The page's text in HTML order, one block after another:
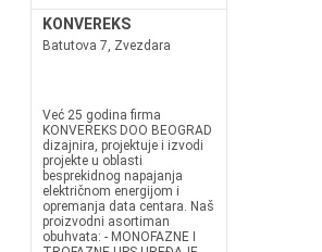
KONVEREKS
Batutova 7, Zvezdara
Već 25 godina firma
KONVEREKS DOO BEOGRAD
dizajnira, projektuje i izvodi
projekte u oblasti
besprekidnog napajanja
električnom energijom i
opremanja data centara. Naš
proizvodni asortiman
obuhvata: - MONOFAZNE I